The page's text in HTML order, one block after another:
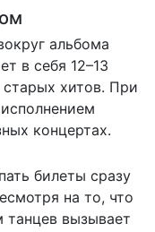
альбома
в себя 12–13
старых хитов. При
концертах.
билеты сразу
на то, что
вызывает